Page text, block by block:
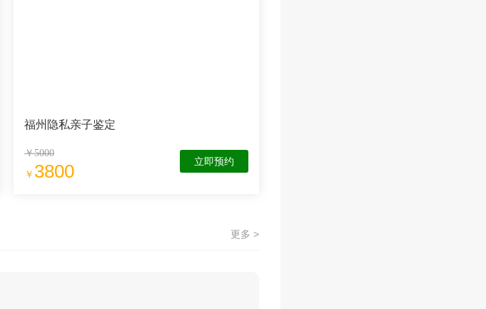
福州隐私亲子鉴定
￥5000
￥ 3800 立即预约
更多 >